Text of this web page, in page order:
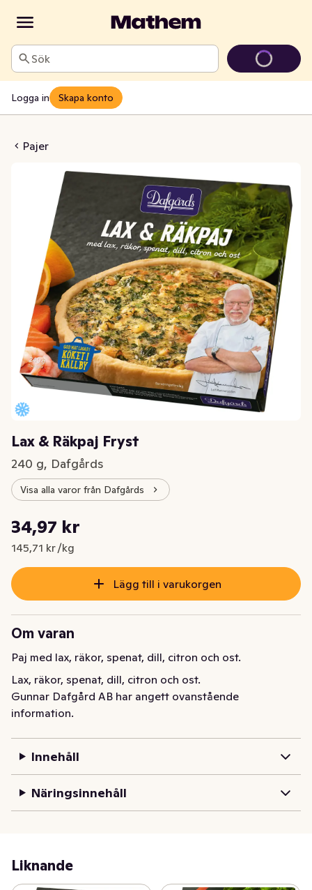
Sök
Logga in Skapa konto
Pajer
Fryst
Lax & Räkpaj Fryst
240 g, Dafgårds
Visa alla varor från Dafgårds
Nuvarande pris är: 34,97 kr
34,97 kr
145,71 kr /kg
Styckpris: 145,71 kr /kg
Lägg till i varukorgen
Om varan
Paj med lax, räkor, spenat, dill, citron och ost.
Lax, räkor, spenat, dill, citron och ost.
Gunnar Dafgård AB har angett ovanstående
information.
Innehåll
Näringsinnehåll
Liknande